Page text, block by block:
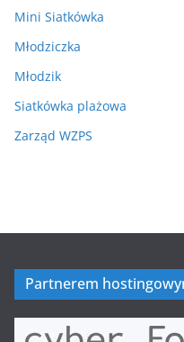
Mini Siatkówka
Młodziczka
Młodzik
Siatkówka plażowa
Zarząd WZPS
Partnerem